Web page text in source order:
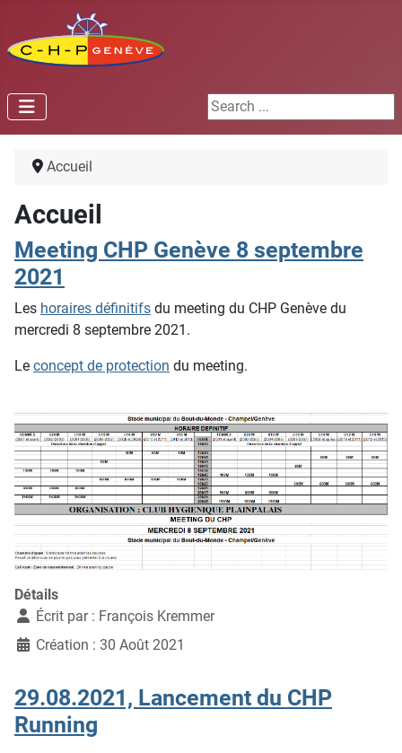
Search ...
Accueil
Accueil
Meeting CHP Genève 8 septembre
2021
Les horaires définitifs du meeting du CHP Genève du
mercredi 8 septembre 2021.
Le concept de protection du meeting.
Détails
Écrit par : François Kremmer
Création : 30 Août 2021
29.08.2021, Lancement du CHP
Running